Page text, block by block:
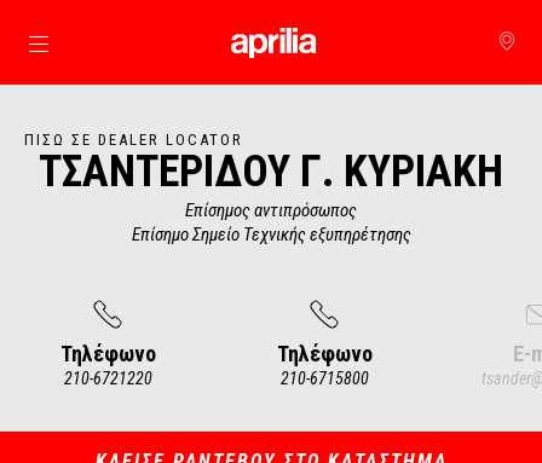
Μετάβαση στο κυρίως περιεχόμενο
ΠΊΣΩ ΣΕ DEALER LOCATOR
ΤΣΑΝΤΕΡΙΔΟΥ Γ. ΚΥΡΙΑΚΗ
Επίσημος αντιπρόσωπος
Επίσημο Σημείο Τεχνικής εξυπηρέτησης
Τηλέφωνο
210-6721220
Τηλέφωνο
210-6715800
E-
of